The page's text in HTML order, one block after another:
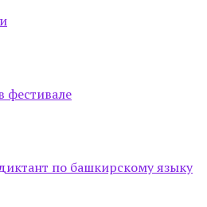
фестивале
по башкирскому языку